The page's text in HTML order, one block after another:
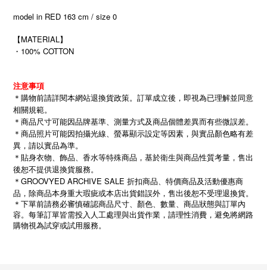
model in RED 163 cm / size 0
【MATERIAL】
・100% COTTON
注意事項
＊購物前請詳閱本網站退換貨政策。訂單成立後，即視為已理解並同意
相關規範。
＊商品尺寸可能因品牌基準、測量方式及商品個體差異而有些微誤差。
＊商品照片可能因拍攝光線、螢幕顯示設定等因素，與實品顏色略有差
異，請以實品為準。
＊貼身衣物、飾品、香水等特殊商品，基於衛生與商品性質考量，售出
後恕不提供退換貨服務。
＊GROOVYED ARCHIVE SALE 折扣商品、特價商品及活動優惠商
品，除商品本身重大瑕疵或本店出貨錯誤外，售出後恕不受理退換貨。
＊下單前請務必審慎確認商品尺寸、顏色、數量、商品狀態與訂單內
容。每筆訂單皆需投入人工處理與出貨作業，請理性消費，避免將網路
購物視為試穿或試用服務。